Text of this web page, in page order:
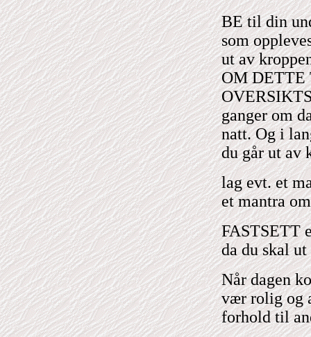
BE til din
som
ut av
OM DETTE
ganger om
natt. Og i
du går ut av
lag evt. et
et mantra
FASTSETT
da du skal
Når dagen
vær rolig og
forhold til